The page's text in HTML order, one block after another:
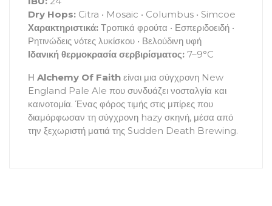
Dry Hops: Citra • Mosaic • Columbus • Simcoe
Χαρακτηριστικά: Τροπικά φρούτα • Εσπεριδοειδή •
Ρητινώδεις νότες λυκίσκου • Βελούδινη υφή
Ιδανική θερμοκρασία σερβιρίσματος: 7–9°C
Η Alchemy Of Faith είναι μια σύγχρονη New
England Pale Ale που συνδυάζει νοσταλγία και
καινοτομία. Ένας φόρος τιμής στις μπίρες που
διαμόρφωσαν τη σύγχρονη hazy σκηνή, μέσα από
την ξεχωριστή ματιά της Sudden Death Brewing.